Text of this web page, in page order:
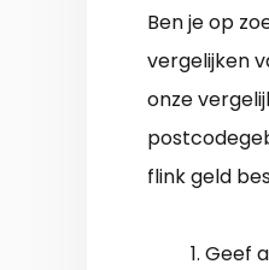
Ben je op
vergelijken
onze
flink geld
Geef